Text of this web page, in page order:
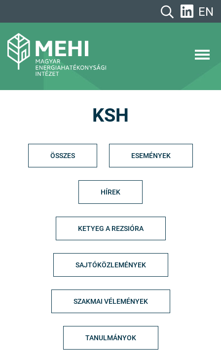
EN
KSH
ÖSSZES ESEMÉNYEK
HÍREK
KETYEG A REZSIÓRA
SAJTÓKÖZLEMÉNYEK
SZAKMAI VÉLEMÉNYEK
TANULMÁNYOK